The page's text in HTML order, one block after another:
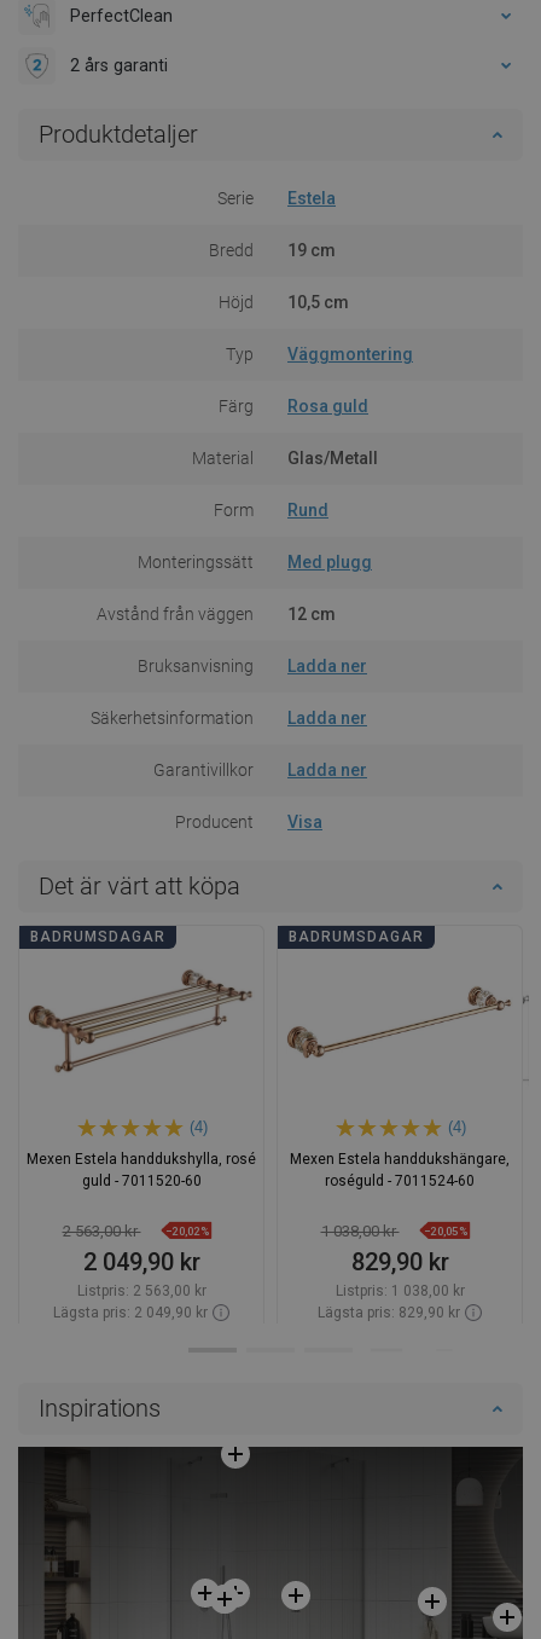
PerfectClean
2 års garanti
Produktdetaljer
Serie Estela
Bredd 19 cm
Höjd 10,5 cm
Typ Väggmontering
Färg Rosa guld
Material Glas/Metall
Form Rund
Monteringssätt Med plugg
Avstånd från väggen 12 cm
Bruksanvisning Ladda ner
Säkerhetsinformation Ladda ner
Garantivillkor Ladda ner
Producent Visa
Det är värt att köpa
BADRUMSDAGAR
(4)
Mexen Estela handdukshylla, rosé
guld - 7011520-60
2 563,00 kr −20,02%
2 049,90 kr
Listpris: 2 563,00 kr
Lägsta pris: 2 049,90 kr
BADRUMSDAGAR
(4)
Mexen Estela handdukshängare,
roséguld - 7011524-60
1 038,00 kr −20,05%
829,90 kr
Listpris: 1 038,00 kr
Lägsta pris: 829,90 kr
Inspirations